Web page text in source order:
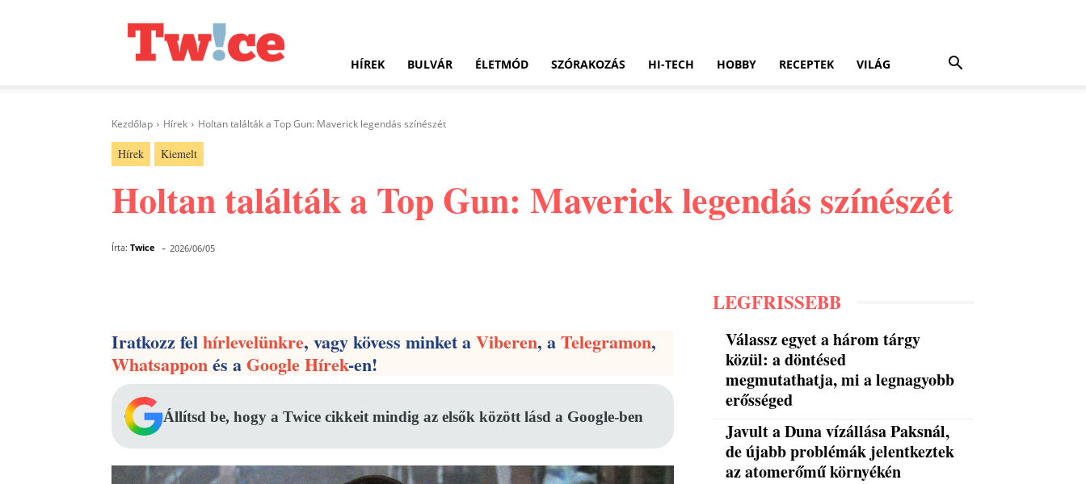
HÍREK BULVÁR ÉLETMÓD SZÓRAKOZÁS HI-TECH HOBBY RECEPTEK VILÁG
Kezdőlap Hírek Holtan találták a Top Gun: Maverick legendás színészét
Hírek Kiemelt
Holtan találták a Top Gun: Maverick legendás színészét
Írta: Twice - 2026/06/05
Iratkozz felhírlevelünkre, vagy kövess minket aViberen, aTelegramon,
Whatsapponés aGoogle Hírek-en!
Állítsd be, hogy a Twice cikkeit mindig az elsők között lásd a Google-ben
LEGFRISSEBB
Válassz egyet a három tárgy
közül: a döntésed
megmutathatja, mi a legnagyobb
erősséged
Javult a Duna vízállása Paksnál,
de újabb problémák jelentkeztek
az atomerőmű környékén